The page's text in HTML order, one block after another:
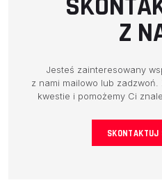
Z
Jesteś zainteresowany
z nami mailowo lub
kwestie i pomożemy Ci